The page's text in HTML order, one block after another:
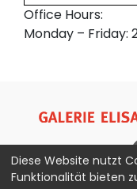
Office Hours:
Monday – Friday:
Diese Website nutzt
Funktionalität bieten